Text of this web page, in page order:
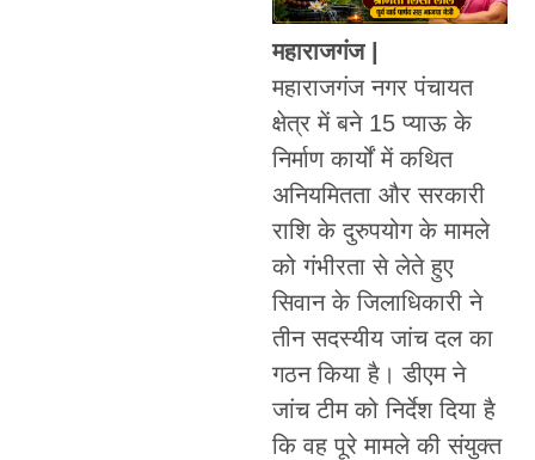
महाराजगंज |
महाराजगंज नगर पंचायत
क्षेत्र में बने 15 प्याऊ के
निर्माण कार्यों में कथित
अनियमितता और सरकारी
राशि के दुरुपयोग के मामले
को गंभीरता से लेते हुए
सिवान के जिलाधिकारी ने
तीन सदस्यीय जांच दल का
गठन किया है। डीएम ने
जांच टीम को निर्देश दिया है
कि वह पूरे मामले की संयुक्त